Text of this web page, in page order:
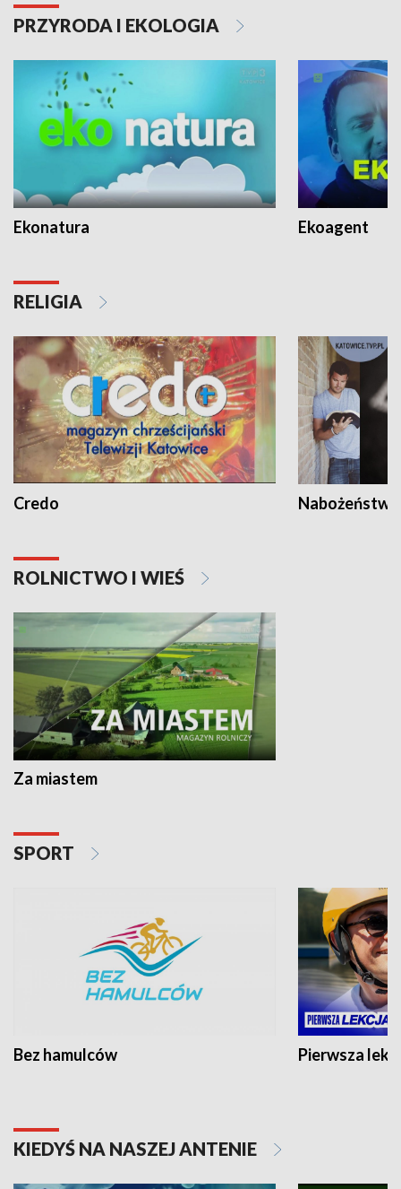
PRZYRODA I EKOLOGIA
Ekonatura Ekoagent
RELIGIA
Credo
ROLNICTWO I WIEŚ
Za miastem
SPORT
Bez hamulców Pierwsza
KIEDYŚ NA NASZEJ ANTENIE